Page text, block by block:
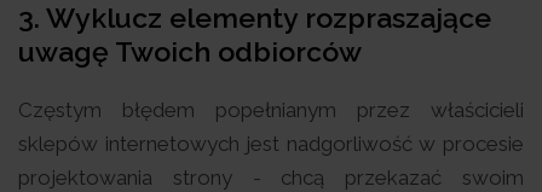
3. Wyklucz elementy rozpraszające
uwagę Twoich odbiorców
Częstym błędem popełnianym przez właścicieli
sklepów internetowych jest nadgorliwość w procesie
projektowania strony - chcą przekazać swoim